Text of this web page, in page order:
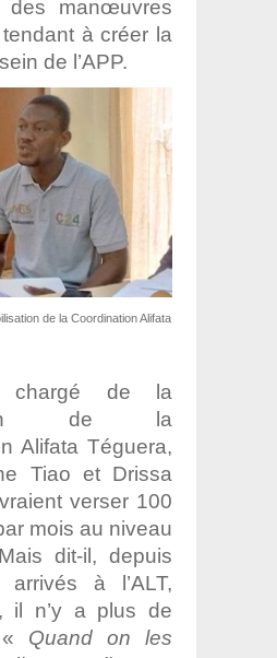
manœuvres
à créer la
de l’APP.
de la Coordination Alifata
chargé de la
de la
Alifata Téguera,
Tiao et Drissa
verser 100
mois au niveau
dit-il, depuis
arrivés à l’ALT,
il n’y a plus de
« Quand on les